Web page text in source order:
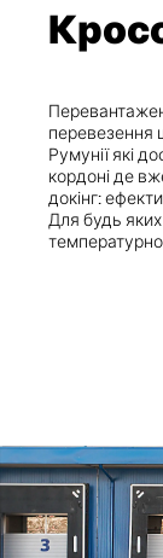
перевезення
Румунії які
кордоні де
докінг:
Для будь яких